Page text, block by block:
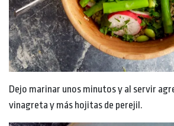
Dejo marinar unos minutos y al servir
vinagreta y más hojitas de perejil.